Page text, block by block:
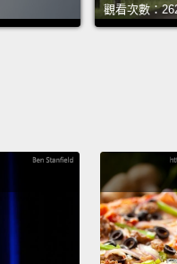
觀看次數：